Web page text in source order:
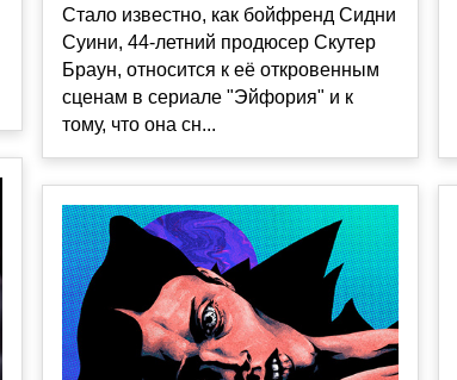
Стало известно, как бойфренд Сидни
Суини, 44-летний продюсер Скутер
Браун, относится к её откровенным
сценам в сериале "Эйфория" и к
тому, что она сн...